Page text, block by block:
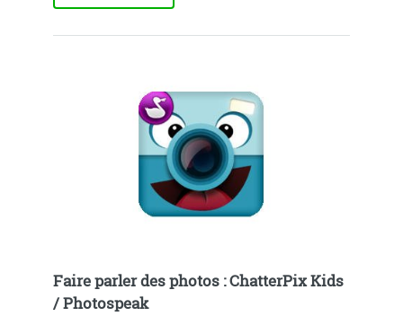
Faire parler des photos : ChatterPix Kids
/ Photospeak